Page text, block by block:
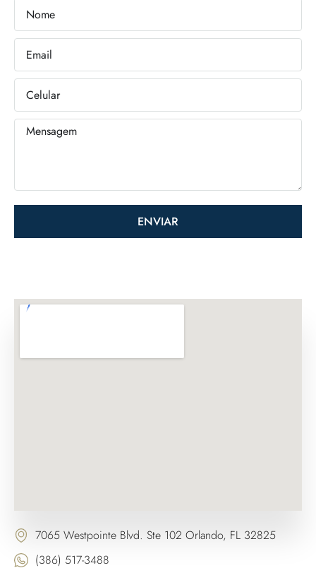
7065 Westpointe Blvd. Ste 102 Orlando, FL 32825
(386) 517-3488
ENVIAR